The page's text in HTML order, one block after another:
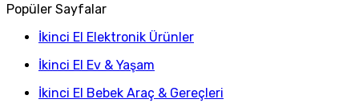
Popüler Sayfalar
İkinci El Elektronik Ürünler
İkinci El Ev & Yaşam
İkinci El Bebek Araç & Gereçleri